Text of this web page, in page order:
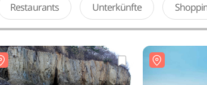
Restaurants Unterkünfte